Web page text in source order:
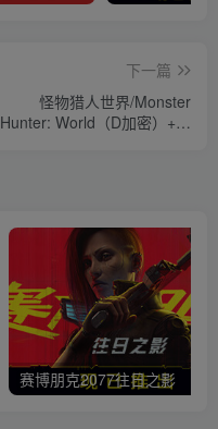
下一篇
怪物猎人世界/Monster
Hunter: World（D加密）+怪
赛博朋克2077往日之影